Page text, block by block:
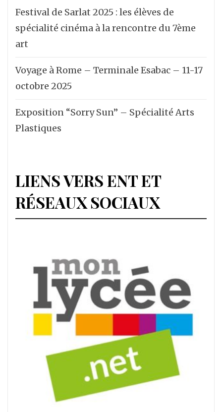
Festival de Sarlat 2025 : les élèves de
spécialité cinéma à la rencontre du 7ème
art
Voyage à Rome – Terminale Esabac – 11-17
octobre 2025
Exposition “Sorry Sun” – Spécialité Arts
Plastiques
LIENS VERS ENT ET
RÉSEAUX SOCIAUX